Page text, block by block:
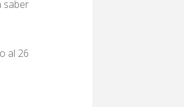
saber
al 26